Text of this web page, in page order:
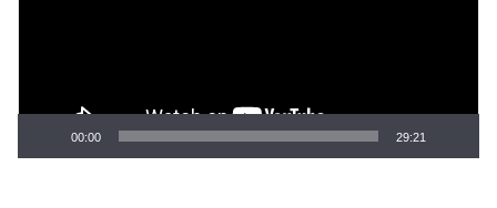
00:00 29:21